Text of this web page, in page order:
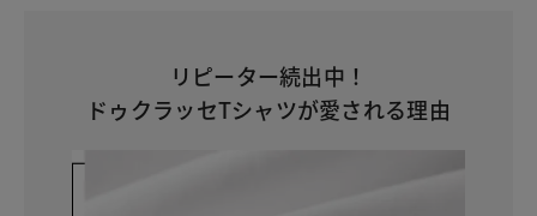
リピーター続出中！
ドゥクラッセTシャツが愛される理由